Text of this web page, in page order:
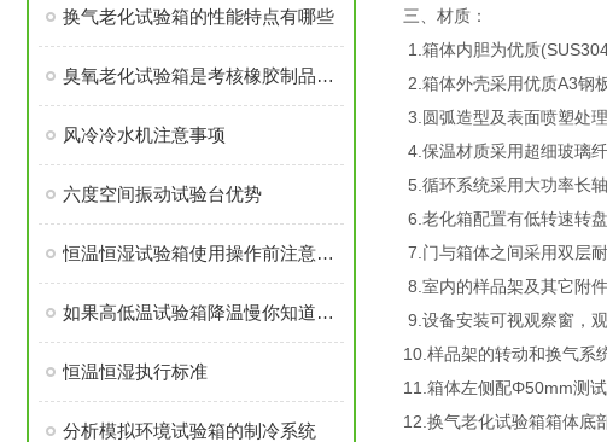
换气老化试验箱的性能特点有哪些
臭氧老化试验箱是考核橡胶制品适应性试验的重要仪器
风冷冷水机注意事项
六度空间振动试验台优势
恒温恒湿试验箱使用操作前注意事项
如果高低温试验箱降温慢你知道检查哪些方面吗？
恒温恒湿执行标准
分析模拟环境试验箱的制冷系统
三、材质：
1.箱体内胆为优质
2.箱体外壳采用优质A3钢
3.圆弧造型及表面喷塑处
4.保温材质采用超细玻璃
5.循环系统采用大功率长
6.老化箱配置有低转速转
7.门与箱体之间采用双层
8.室内的样品架及其它附
9.设备安装可视观察窗，
10.样品架的转动和换气系
11.箱体左侧配Φ50mm测
12.换气老化试验箱箱体底